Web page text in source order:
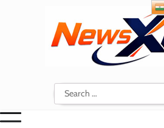
Search
for: